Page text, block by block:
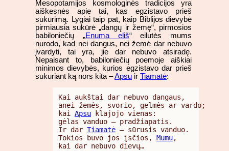
Mesopotamijos kosmologinės tradicijos yra
aiškesnės apie tai, kas egzistavo prieš
sukūrimą. Lygiai taip pat, kaip Biblijos dievybė
pirmiausia sukūrė „dangų ir žemę“, pirmosios
babiloniečių „Enuma eliš“ eilutės mums
nurodo, kad nei dangus, nei žemė dar nebuvo
įvardyti, tai yra, jie dar nebuvo atsiradę.
Nepaisant to, babiloniečių poemoje aiškiai
minimos dievybės, kurios egzistavo dar prieš
sukuriant ką nors kita –Apsu ir Tiamatė:
Kai aukštai dar nebuvo dangaus,
anei žemės, svorio, gelmės ar vardo;
kai Apsu klajojo vienas:
gėlas vanduo – pradžiapatis.
Ir dar Tiamatė – sūrusis vanduo.
Tokios buvo jos įsčios, Mumu,
kai dar nebuvo dievų…